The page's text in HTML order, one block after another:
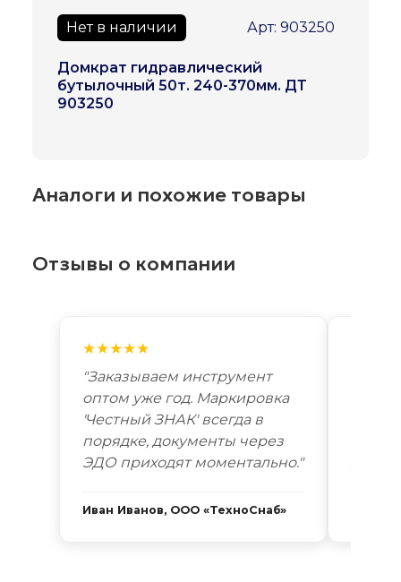
Арт: 903250
Нет в наличии
Домкрат гидравлический
бутылочный 50т. 240-370мм. ДТ
903250
Аналоги и похожие товары
Отзывы о компании
★★★★★
"Заказываем инструмент
оптом уже год. Маркировка
'Честный ЗНАК' всегда в
порядке, документы через
ЭДО приходят моментально."
Иван Иванов, ООО «ТехноСнаб»